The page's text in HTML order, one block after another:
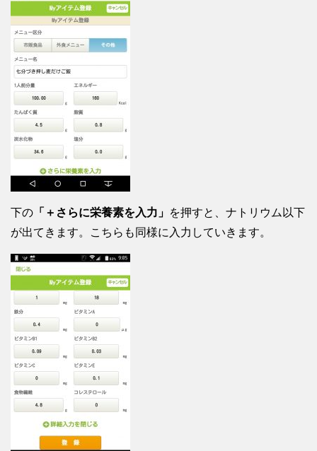
下の 「＋さらに栄養素を入力」 を押すと、ナトリウム以下
が出てきます。こちらも同様に入力していきます。